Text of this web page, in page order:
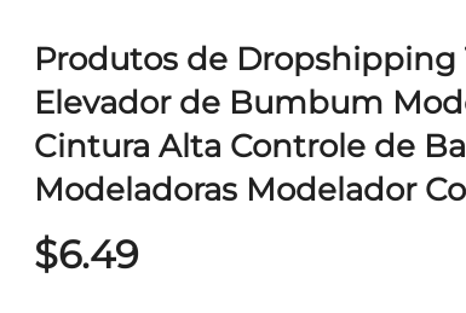
Produtos de Dropshipping
Elevador de Bumbum
Cintura Alta Controle de
Modeladoras Modelador
$6.49